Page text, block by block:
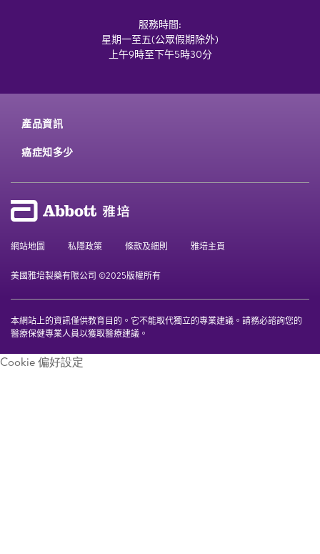
服務時間:
星期一至五(公眾假期除外)
上午9時至下午5時30分
產品資訊
癌症知多少
網站地圖 私隱政策 條款及細則 雅培主頁
美國雅培製藥有限公司 ©2025版權所有
本網站上的資訊僅供教育目的。它不能取代獨立的專業建議。請務必諮詢您的
醫療保健專業人員以獲取醫療建議。
Cookie 偏好設定